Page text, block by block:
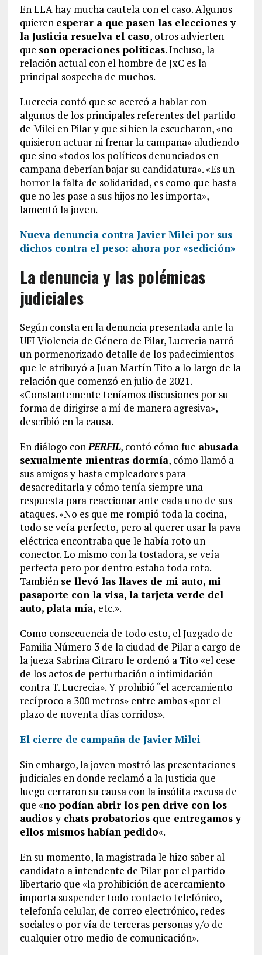
En LLA hay mucha cautela con el caso. Algunos
quieren esperar a que pasen las elecciones y
la Justicia resuelva el caso, otros advierten
que son operaciones políticas. Incluso, la
relación actual con el hombre de JxC es la
principal sospecha de muchos.
Lucrecia contó que se acercó a hablar con
algunos de los principales referentes del partido
de Milei en Pilar y que si bien la escucharon, «no
quisieron actuar ni frenar la campaña» aludiendo
que sino «todos los políticos denunciados en
campaña deberían bajar su candidatura». «Es un
horror la falta de solidaridad, es como que hasta
que no les pase a sus hijos no les importa»,
lamentó la joven.
Nueva denuncia contra Javier Milei por sus
dichos contra el peso: ahora por «sedición»
La denuncia y las polémicas
judiciales
Según consta en la denuncia presentada ante la
UFI Violencia de Género de Pilar, Lucrecia narró
un pormenorizado detalle de los padecimientos
que le atribuyó a Juan Martín Tito a lo largo de la
relación que comenzó en julio de 2021.
«Constantemente teníamos discusiones por su
forma de dirigirse a mí de manera agresiva»,
describió en la causa.
En diálogo conPERFIL, contó cómo fue abusada
sexualmente mientras dormía, cómo llamó a
sus amigos y hasta empleadores para
desacreditarla y cómo tenía siempre una
respuesta para reaccionar ante cada uno de sus
ataques. «No es que me rompió toda la cocina,
todo se veía perfecto, pero al querer usar la pava
eléctrica encontraba que le había roto un
conector. Lo mismo con la tostadora, se veía
perfecta pero por dentro estaba toda rota.
También se llevó las llaves de mi auto, mi
pasaporte con la visa, la tarjeta verde del
auto, plata mía, etc.».
Como consecuencia de todo esto, el Juzgado de
Familia Número 3 de la ciudad de Pilar a cargo de
la jueza Sabrina Citraro le ordenó a Tito «el cese
de los actos de perturbación o intimidación
contra T. Lucrecia». Y prohibió “el acercamiento
recíproco a 300 metros» entre ambos «por el
plazo de noventa días corridos».
El cierre de campaña de Javier Milei
Sin embargo, la joven mostró las presentaciones
judiciales en donde reclamó a la Justicia que
luego cerraron su causa con la insólita excusa de
que «no podían abrir los pen drive con los
audios y chats probatorios que entregamos y
ellos mismos habían pedido«.
En su momento, la magistrada le hizo saber al
candidato a intendente de Pilar por el partido
libertario que «la prohibición de acercamiento
importa suspender todo contacto telefónico,
telefonía celular, de correo electrónico, redes
sociales o por vía de terceras personas y/o de
cualquier otro medio de comunicación».